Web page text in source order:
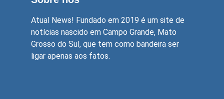
Atual News! Fundado em 2019 é um site de
notícias nascido em Campo Grande, Mato
Grosso do Sul, que tem como bandeira ser
ligar apenas aos fatos.